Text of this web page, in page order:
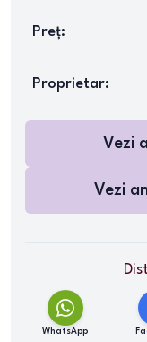
Preț:
Proprietar:
Vezi
Vezi
WhatsApp